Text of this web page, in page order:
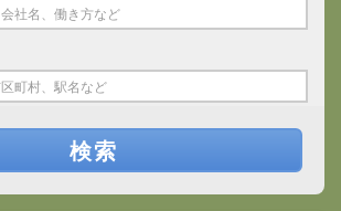
検索